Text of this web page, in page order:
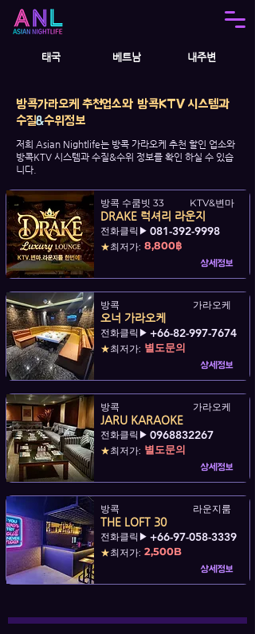
태국 베트남 내주변
방콕가라오케 추천업소와 방콕KTV 시스템과
수질&수위정보
저희 Asian Nightlife는 방콕 가라오케 추천 할인 업소와
방콕KTV 시스템과 수질&수위 정보를 확인 하실 수 있습
니다.
DRAKE 럭셔리 라운지
KTV&변마
방콕 수쿰빗 33
전화클릭▶ 081-392-9998
★최저가: 8,800฿
상세정보
오너 가라오케
가라오케
방콕
전화클릭▶ +66-82-997-7674
★최저가: 별도문의
상세정보
JARU KARAOKE
가라오케
방콕
전화클릭▶ 0968832267
★최저가: 별도문의
상세정보
THE LOFT 30
라운지룸
방콕
전화클릭▶ +66-97-058-3339
★최저가: 2,500B
상세정보